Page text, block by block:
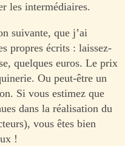
les intermédiaires.
suivante, que j’ai
propres écrits : laissez-
quelques euros. Le prix
Ou peut-être un
Si vous estimez que
dans la réalisation du
vous êtes bien
!